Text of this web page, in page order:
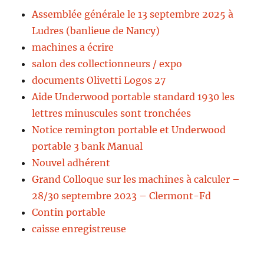
Assemblée générale le 13 septembre 2025 à
Ludres (banlieue de Nancy)
machines a écrire
salon des collectionneurs / expo
documents Olivetti Logos 27
Aide Underwood portable standard 1930 les
lettres minuscules sont tronchées
Notice remington portable et Underwood
portable 3 bank Manual
Nouvel adhérent
Grand Colloque sur les machines à calculer –
28/30 septembre 2023 – Clermont-Fd
Contin portable
caisse enregistreuse